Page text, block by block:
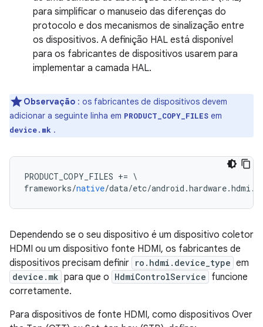
para simplificar o manuseio das diferenças do
protocolo e dos mecanismos de sinalização entre
os dispositivos. A definição HAL está disponível
para os fabricantes de dispositivos usarem para
implementar a camada HAL.
Observação : os fabricantes de dispositivos devem
adicionar a seguinte linha em PRODUCT_COPY_FILES em
device.mk .
PRODUCT_COPY_FILES += \
frameworks/native/data/etc/android .hardware.hdmi .
Dependendo se o seu dispositivo é um dispositivo coletor
HDMI ou um dispositivo fonte HDMI, os fabricantes de
dispositivos precisam definir ro.hdmi.device_type em
device.mk para que o HdmiControlService funcione
corretamente.
Para dispositivos de fonte HDMI, como dispositivos Over